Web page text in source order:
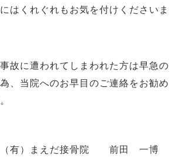
はくれぐれもお気を付けくださいま
故に遭われてしまわれた方は早急の
、当院へのお早目のご連絡をお勧め
）まえだ接骨院 前田 一博